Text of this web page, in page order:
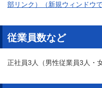
部リンク）（新規ウィンドウで
従業員数など
正社員3人（男性従業員3人・